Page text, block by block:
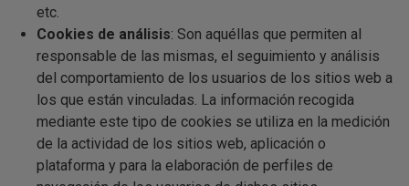
etc.
Cookies de análisis: Son aquéllas que permiten al
responsable de las mismas, el seguimiento y análisis
del comportamiento de los usuarios de los sitios web a
los que están vinculadas. La información recogida
mediante este tipo de cookies se utiliza en la medición
de la actividad de los sitios web, aplicación o
plataforma y para la elaboración de perfiles de